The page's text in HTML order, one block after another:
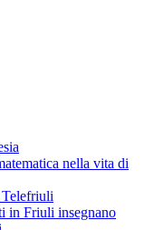
nella vita di
Telefriuli
in Friuli insegnano